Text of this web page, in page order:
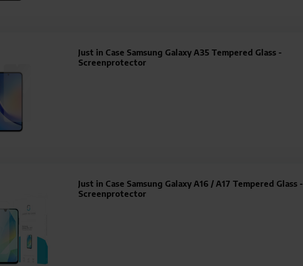
Just in Case Samsung Galaxy A35 Tempered Glass -
Screenprotector
Just in Case Samsung Galaxy A16 / A17 Tempered Glass -
Screenprotector